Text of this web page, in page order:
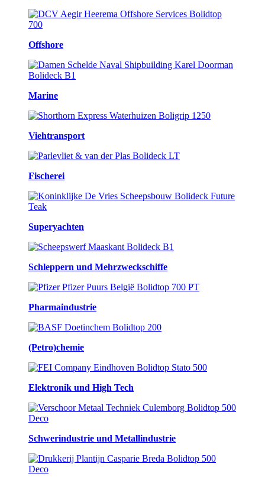
Offshore
Marine
Viehtransport
Fischerei
Superyachten
Schleppern und Mehrzweckschiffe
Pharmaindustrie
(Petro)chemie
Elektronik und High Tech
Schwerindustrie und Metallindustrie